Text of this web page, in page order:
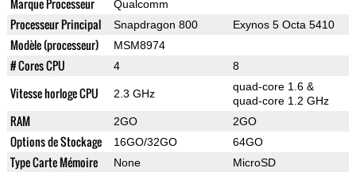
Marque Processeur Qualcomm
Processeur Principal Snapdragon 800 Exynos 5 Octa 5410
Modèle (processeur) MSM8974
# Cores CPU 4 8
Vitesse horloge CPU 2.3 GHz
quad-core 1.6 &
quad-core 1.2 GHz
RAM 2GO 2GO
Options de Stockage 16GO/32GO 64GO
Type Carte Mémoire None MicroSD